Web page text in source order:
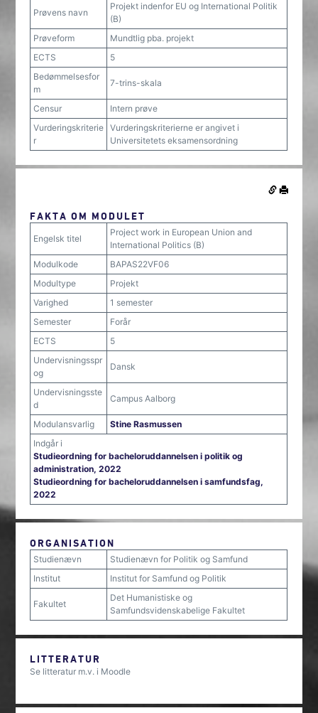
Prøvens navn
Projekt indenfor EU og International Politik
(B)
Prøveform
Mundtlig pba. projekt
ECTS
5
Bedømmelsesfor
m
7-trins-skala
Censur
Intern prøve
Vurderingskriterie
r
Vurderingskriterierne er angivet i
Universitetets eksamensordning
FAKTA OM MODULET
Engelsk titel
Project work in European Union and
International Politics (B)
Modulkode
BAPAS22VF06
Modultype
Projekt
Varighed
1 semester
Semester
Forår
ECTS
5
Undervisningsspr
og
Dansk
Undervisningsste
d
Campus Aalborg
Modulansvarlig
Stine Rasmussen
Indgår i
Studieordning for bacheloruddannelsen i politik og
administration, 2022
Studieordning for bacheloruddannelsen i samfundsfag,
2022
ORGANISATION
Studienævn
Studienævn for Politik og Samfund
Institut
Institut for Samfund og Politik
Fakultet
Det Humanistiske og
Samfundsvidenskabelige Fakultet
LITTERATUR
Se litteratur m.v. i Moodle